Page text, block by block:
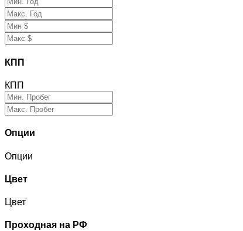
КПП
КПП
Опции
Опции
Цвет
Цвет
Проходная на РФ